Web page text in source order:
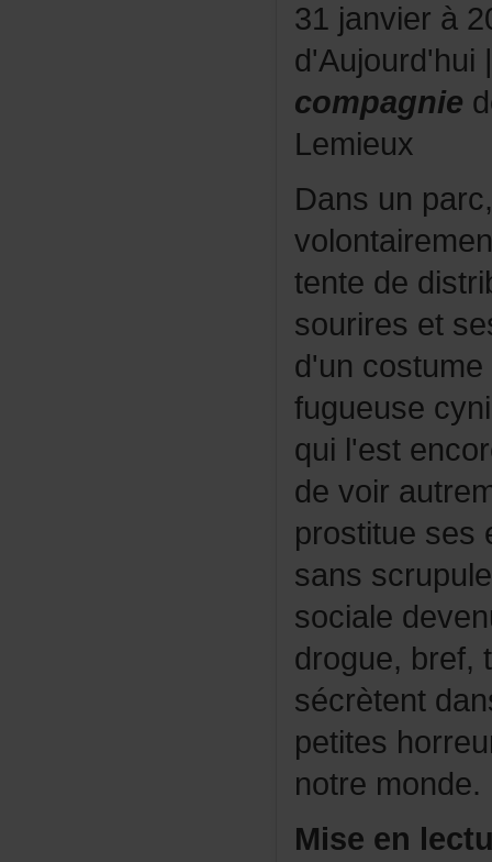
compagnie
Lemieux
notremonde.
Mise en